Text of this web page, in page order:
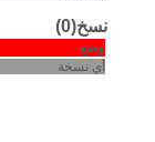
نسخ(0)
وضع
أي نسخة